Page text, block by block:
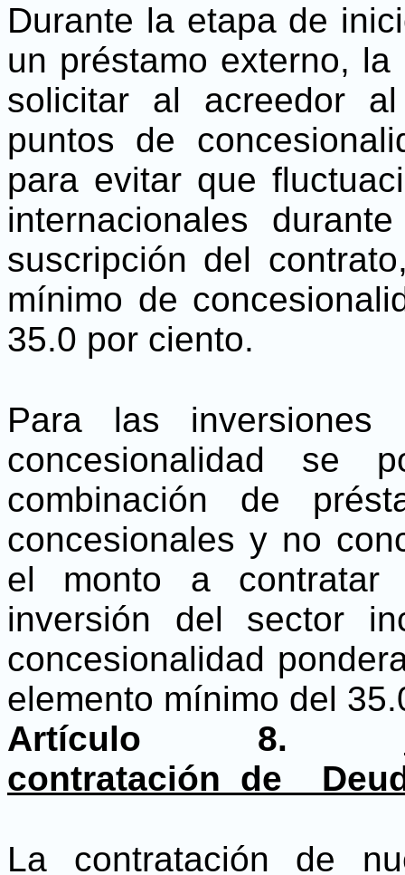
Durante la etapa de
un préstamo externo,
solicitar al acreedor
puntos de
para evitar que
internacionales
suscripción del
mínimo de
35.0 por ciento.
Para las inversiones
concesionalidad se
combinación de
concesionales y no
el monto a
inversión del sector
concesionalidad
elemento mínimo del
Artículo 8.
La contratación de